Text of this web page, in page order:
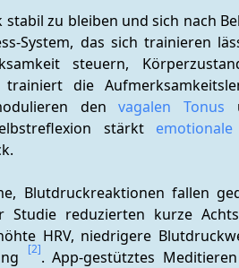
zu bleiben und sich nach
System, das sich trainieren
steuern,
trainiert die
den vagalen Tonus
stärkt
Blutdruckreaktionen fallen
reduzierten kurze
HRV, niedrigere
[2]. App-gestütztes